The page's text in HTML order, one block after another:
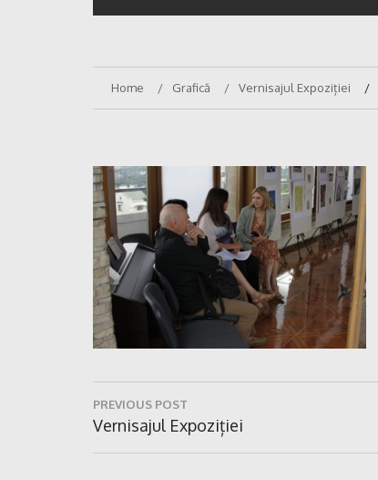
Home Grafică Vernisajul Expoziției
Navigare
în
articole
PREVIOUS POST
Previous
Post:
Vernisajul Expoziției